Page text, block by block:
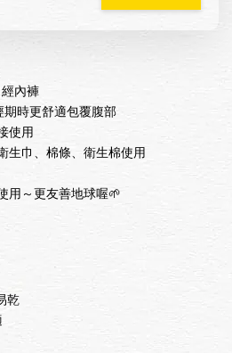
內褲
時更舒適包覆腹部
使用
生巾、棉條、衛生棉使用
用～更友善地球喔🌱
乾